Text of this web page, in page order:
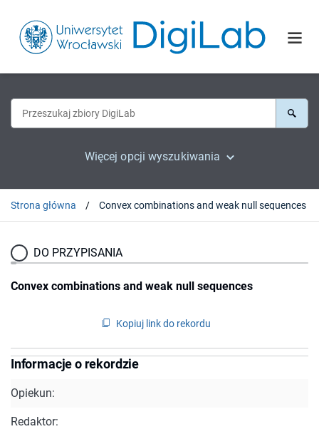
Więcej opcji wyszukiwania
Strona główna Convex combinations and weak null sequences
DO PRZYPISANIA
Convex combinations and weak null sequences
Kopiuj link do rekordu
Informacje o rekordzie
Opiekun:
Redaktor: